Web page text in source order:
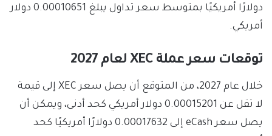
دولارًا أمريكيًا بمتوسط ​​سعر تداول يبلغ 0.00010651 دولار
أمريكي.
توقعات سعر عملة XEC لعام 2027
خلال عام 2027، من المتوقع أن يصل سعر XEC إلى قيمة
لا تقل عن 0.00015201 دولار أمريكي كحد أدنى، ويمكن أن
يصل سعر eCash إلى 0.00017632 دولارًا أمريكيًا كحد